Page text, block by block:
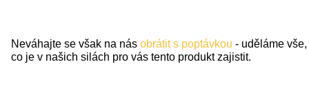
Neváhajte se však na nás obrátit s poptávkou - uděláme vše,
co je v našich silách pro vás tento produkt zajistit.